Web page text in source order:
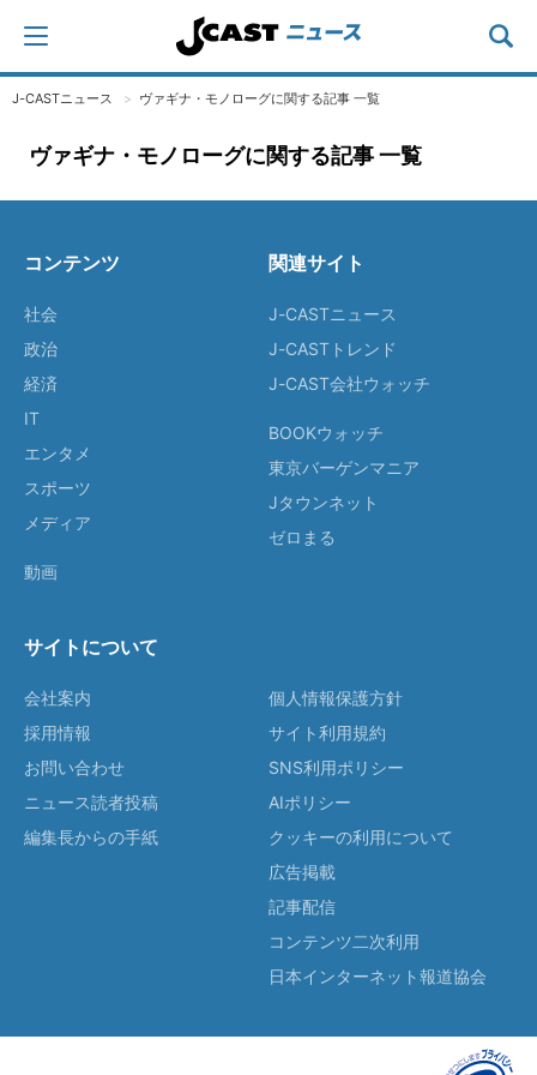
J-CASTニュース ヴァギナ・モノローグに関する記事 一覧
ヴァギナ・モノローグに関する記事 一覧
コンテンツ
社会
政治
経済
IT
エンタメ
スポーツ
メディア
動画
関連サイト
J-CASTニュース
J-CASTトレンド
J-CAST会社ウォッチ
BOOKウォッチ
東京バーゲンマニア
Jタウンネット
ゼロまる
サイトについて
会社案内
採用情報
お問い合わせ
ニュース読者投稿
編集長からの手紙
個人情報保護方針
サイト利用規約
SNS利用ポリシー
AIポリシー
クッキーの利用について
広告掲載
記事配信
コンテンツ二次利用
日本インターネット報道協会